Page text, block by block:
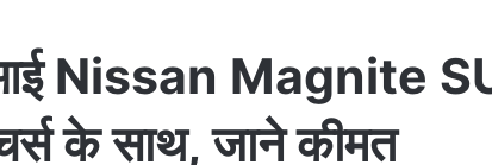
Nissan Magnite
के साथ, जाने कीमत